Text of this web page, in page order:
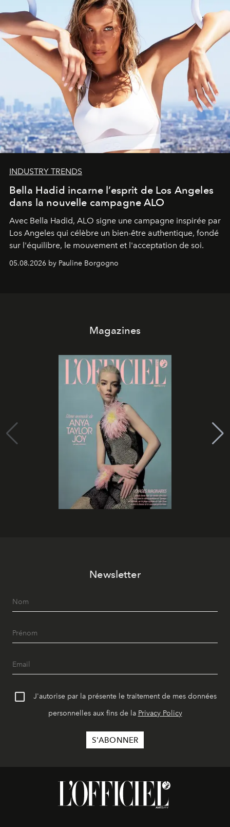
INDUSTRY TRENDS
Bella Hadid incarne l’esprit de Los Angeles
dans la nouvelle campagne ALO
Avec Bella Hadid, ALO signe une campagne inspirée par
Los Angeles qui célèbre un bien-être authentique, fondé
sur l'équilibre, le mouvement et l'acceptation de soi.
05.08.2026 by Pauline Borgogno
Magazines
Newsletter
J'autorise par la présente le traitement de mes données
personnelles aux fins de la Privacy Policy